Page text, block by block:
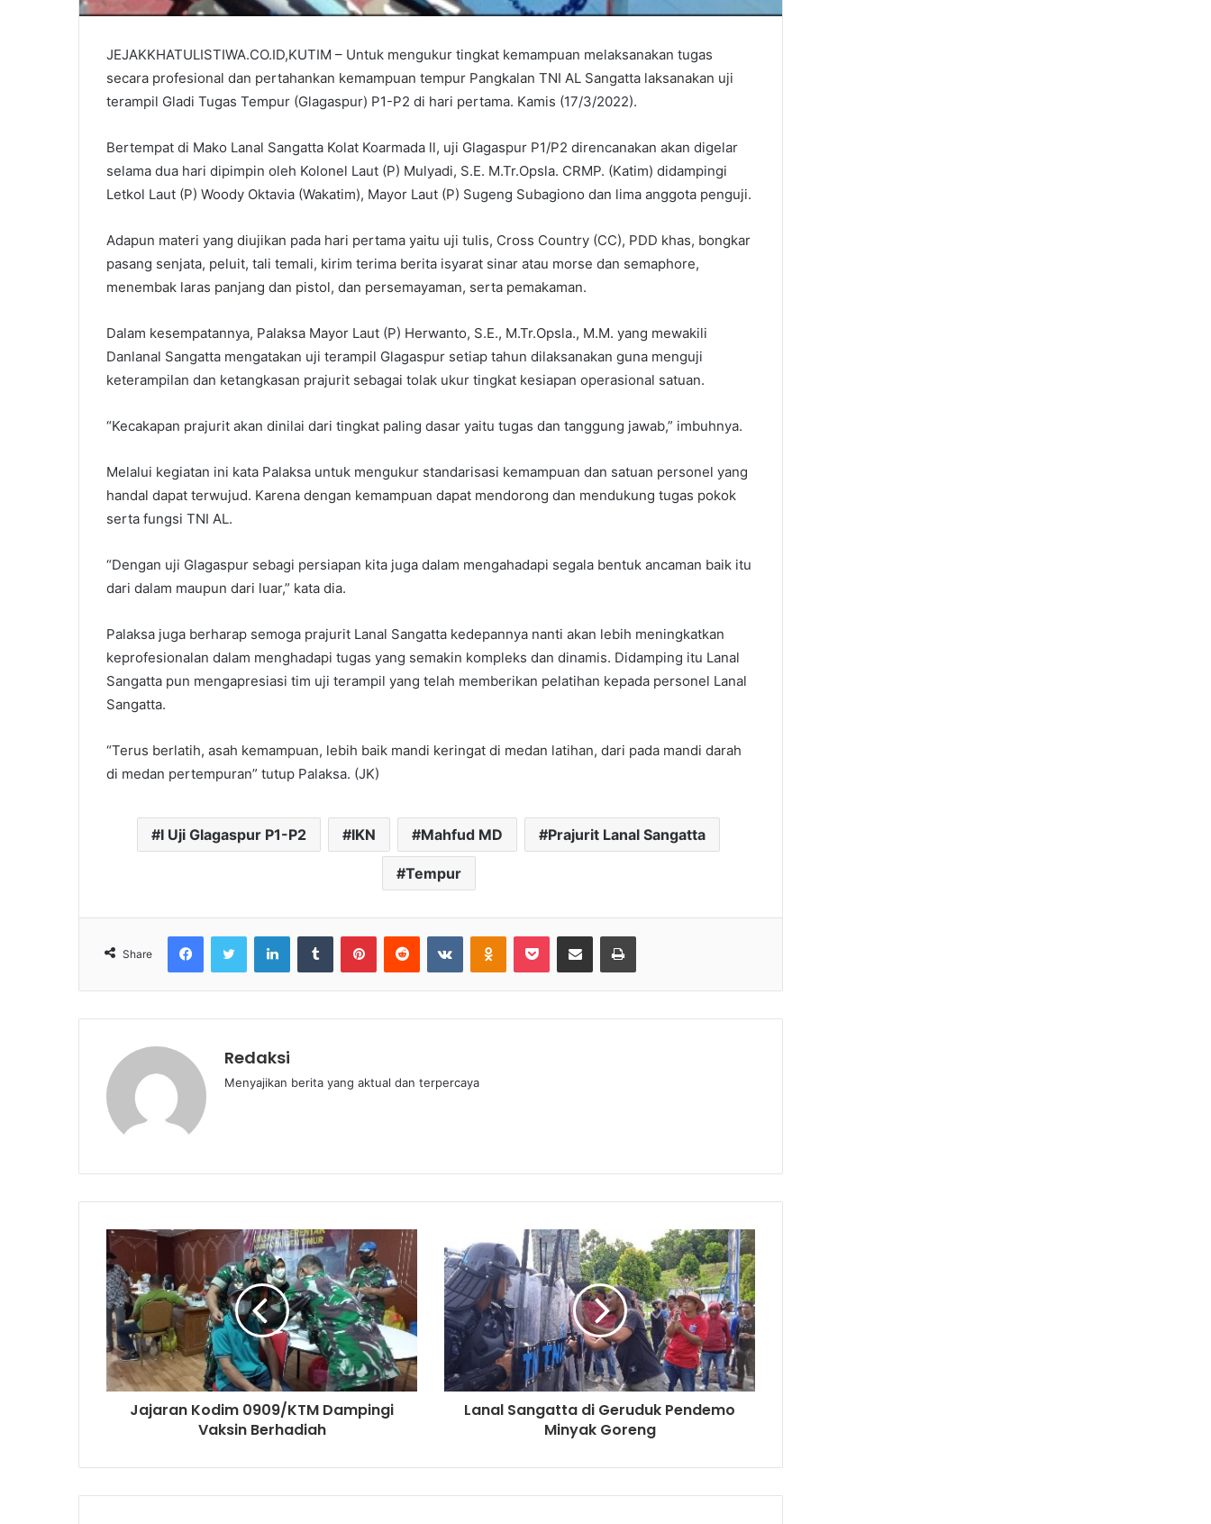
JEJAKKHATULISTIWA.CO.ID,KUTIM – Untuk mengukur tingkat kemampuan melaksanakan tugas
secara profesional dan pertahankan kemampuan tempur Pangkalan TNI AL Sangatta laksanakan uji
terampil Gladi Tugas Tempur (Glagaspur) P1-P2 di hari pertama. Kamis (17/3/2022).
Bertempat di Mako Lanal Sangatta Kolat Koarmada ll, uji Glagaspur P1/P2 direncanakan akan digelar
selama dua hari dipimpin oleh Kolonel Laut (P) Mulyadi, S.E. M.Tr.Opsla. CRMP. (Katim) didampingi
Letkol Laut (P) Woody Oktavia (Wakatim), Mayor Laut (P) Sugeng Subagiono dan lima anggota penguji.
Adapun materi yang diujikan pada hari pertama yaitu uji tulis, Cross Country (CC), PDD khas, bongkar
pasang senjata, peluit, tali temali, kirim terima berita isyarat sinar atau morse dan semaphore,
menembak laras panjang dan pistol, dan persemayaman, serta pemakaman.
Dalam kesempatannya, Palaksa Mayor Laut (P) Herwanto, S.E., M.Tr.Opsla., M.M. yang mewakili
Danlanal Sangatta mengatakan uji terampil Glagaspur setiap tahun dilaksanakan guna menguji
keterampilan dan ketangkasan prajurit sebagai tolak ukur tingkat kesiapan operasional satuan.
“Kecakapan prajurit akan dinilai dari tingkat paling dasar yaitu tugas dan tanggung jawab,” imbuhnya.
Melalui kegiatan ini kata Palaksa untuk mengukur standarisasi kemampuan dan satuan personel yang
handal dapat terwujud. Karena dengan kemampuan dapat mendorong dan mendukung tugas pokok
serta fungsi TNI AL.
“Dengan uji Glagaspur sebagi persiapan kita juga dalam mengahadapi segala bentuk ancaman baik itu
dari dalam maupun dari luar,” kata dia.
Palaksa juga berharap semoga prajurit Lanal Sangatta kedepannya nanti akan lebih meningkatkan
keprofesionalan dalam menghadapi tugas yang semakin kompleks dan dinamis. Didamping itu Lanal
Sangatta pun mengapresiasi tim uji terampil yang telah memberikan pelatihan kepada personel Lanal
Sangatta.
“Terus berlatih, asah kemampuan, lebih baik mandi keringat di medan latihan, dari pada mandi darah
di medan pertempuran” tutup Palaksa. (JK)
I Uji Glagaspur P1-P2 IKN Mahfud MD Prajurit Lanal Sangatta
Tempur
Share
FacebookTwitter LinkedInTumblr PinterestReddit VKontakteOdnoklassniki
Pocket Share via Email Print
Redaksi
Menyajikan berita yang aktual dan terpercaya
Jajaran Kodim 0909/KTM Dampingi
Vaksin Berhadiah
Lanal Sangatta di Geruduk Pendemo
Minyak Goreng